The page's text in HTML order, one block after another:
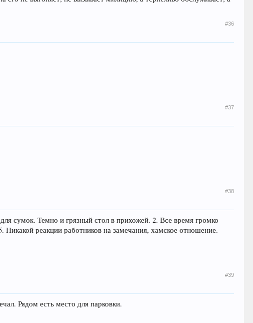
#36
#37
#38
сумок. Темно и грязный стол в прихожей. 2. Все время громко
реакции работников на замечания, хамское отношение.
#39
Рядом есть место для парковки.